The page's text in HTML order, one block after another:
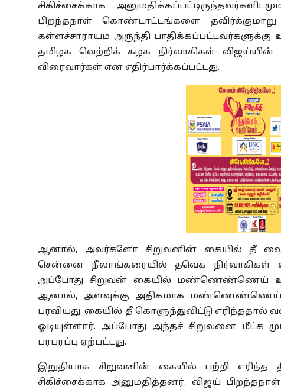
சிகிச்சைக்காக
பிறந்தநாள் கொண்டாட்டங்களை தவிர்க்குமாறு
கள்ளச்சாராயம் அருந்தி
தமிழக வெற்றிக் கழக நிர்வாகிகள் விஜய்யின்
விரைவார்கள் என எதிர்பார்க்கப்பட்டது.
ஆனால், அவர்களோ சிறுவனின் கையில் தீ
சென்னை நீலாங்கரையில் தவெக நிர்வாகிகள்
அப்போது சிறுவன் கையில் மண்ணெண்ணெய்
ஆனால், அளவுக்கு அதிகமாக மண்ணெண்ணெய்
பரவியது. கையில் தீ கொளுந்துவிட்டு எரிந்ததால்
ஓடியுள்ளார். அப்போது அந்தச் சிறுவனை மீட்க
பரபரப்பு ஏற்பட்டது.
இறுதியாக சிறுவனின் கையில் பற்றி
சிகிச்சைக்காக அனுமதித்தனர். விஜய்